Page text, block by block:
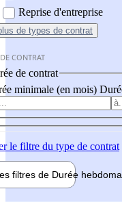
Reprise d'entreprise
de types de contrat
CONTRAT
de contrat
minimale (en mois)
le filtre du type de contrat
filtres de Durée hebdo